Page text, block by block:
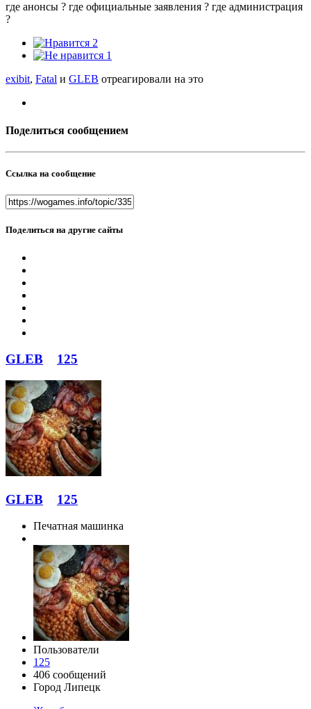
где анонсы ? где официальные заявления ? где администрация
?
2
1
exibit, Fatal и GLEB отреагировали на это
Поделиться сообщением
Ссылка на сообщение
Поделиться на другие сайты
GLEB 125
GLEB 125
Печатная машинка
Пользователи
125
406 сообщений
Город Липецк